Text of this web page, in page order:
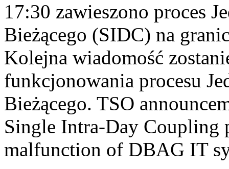
17:30 zawieszono proces
Bieżącego (SIDC) na
Kolejna wiadomość
funkcjonowania procesu
Bieżącego. TSO
Single Intra-Day Coupling
malfunction of DBAG IT